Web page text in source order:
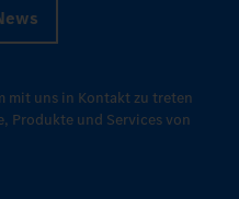
mit uns in Kontakt zu treten
Produkte und Services von